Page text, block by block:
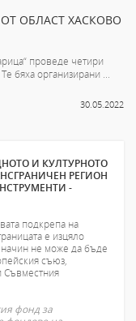
ОБЛАСТ ХАСКОВО
проведе четири
бяха организирани ...
30.05.2022
И КУЛТУРНОТО
РЕГИОН
-
подкрепа на
е изцяло
не може да бъде
съюз,
Съвместния
фонд за